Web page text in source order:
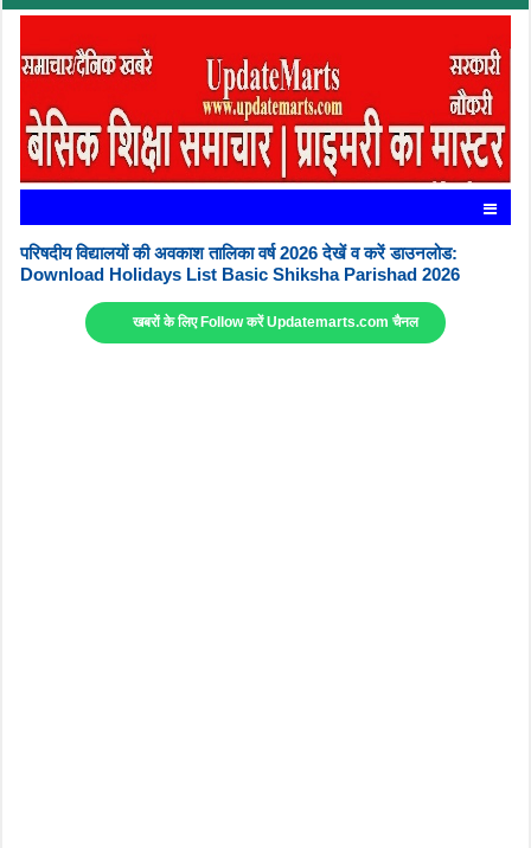
परिषदीय विद्यालयों की अवकाश तालिका वर्ष 2026 देखें व करें डाउनलोड:
Download Holidays List Basic Shiksha Parishad 2026
खबरों के लिए Follow करें Updatemarts.com चैनल